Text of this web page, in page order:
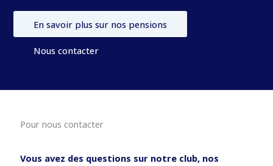
En savoir plus sur nos pensions
Nous contacter
Pour nous contacter
Vous avez des questions sur notre club, nos